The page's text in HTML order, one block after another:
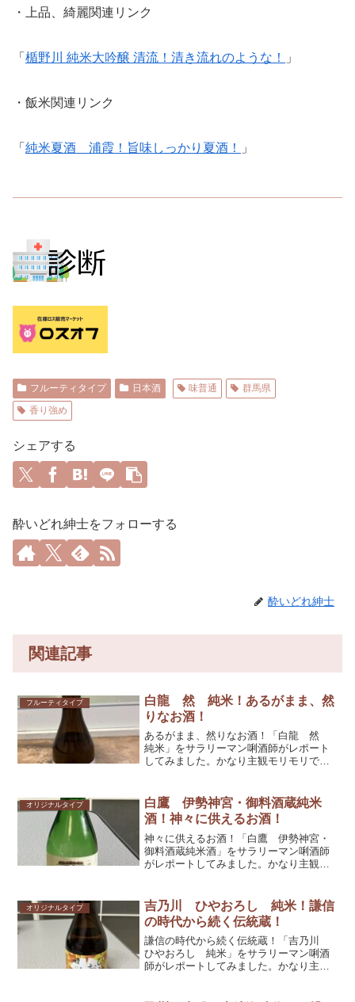
・上品、綺麗関連リンク
「 楯野川 純米大吟醸 清流！清き流れのような！ 」
・飯米関連リンク
「 純米夏酒 浦霞！旨味しっかり夏酒！ 」
フルーティタイプ 日本酒 味普通
群馬県
香り強め
シェアする
酔いどれ紳士をフォローする
酔いどれ紳士
関連記事
フルーティタイプ
白龍 然 純米！あるがまま、然
りなお酒！
あるがまま、然りなお酒！「白龍 然
純米」をサラリーマン唎酒師がレポート
してみました。かなり主観モリモリです
オリジナルタイプ
白鷹 伊勢神宮・御料酒蔵純米
酒！神々に供えるお酒！
神々に供えるお酒！「白鷹 伊勢神宮・
御料酒蔵純米酒」をサラリーマン唎酒師
がレポートしてみました。かなり主観モ
オリジナルタイプ
吉乃川 ひやおろし 純米！謙信
の時代から続く伝統蔵！
謙信の時代から続く伝統蔵！「吉乃川
ひやおろし 純米」をサラリーマン唎酒
師がレポートしてみました。かなり主観